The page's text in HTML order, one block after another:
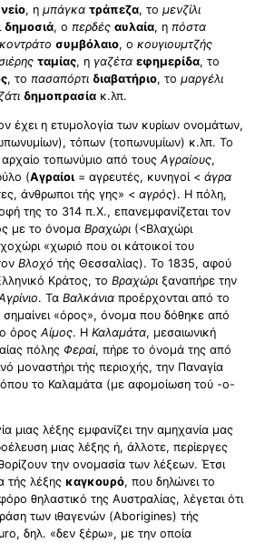
, η μπάγκα τράπεζα, το μενζίλι
δημοσιά, ο περδές αυλαία, η πόστα
κοντράτο συμβόλαιο, ο κουγιουμτζής
ταμίας, η γαζέτα εφημερίδα, το
, το πασαπόρτι διαβατήριο, το μαργέλι
δημοπρασίακ.λπ.
έχει η ετυμολογία των κυρίων ονομάτων,
τόπων (τοπωνυμίων) κ.λπ. Το
αρχαίο τοπωνύμιο από τους Αγραίους,
(Αγραίοι= αγρευτές, κυνηγοί < άγρα
άνθρωποι τής γης» < αγρός). Η πόλη,
της το 314 π.Χ., επανεμφανίζεται τον
με το όνομα Βραχώρι(<Βλαχώρι
«χωριό που οι κάτοικοί του
Βλοχό τής Θεσσαλίας). Το 1835, αφού
Κράτος, το Βραχώριξαναπήρε την
. Τα Βαλκάνιαπροέρχονται από το
«όρος», όνομα που δόθηκε από
όρος Αίμος. Η Καλαμάτα, μεσαιωνική
πόλης Φεραί, πήρε το όνομά της από
μοναστήρι τής περιοχής, την Παναγία
το Καλαμάτα (με αφομοίωση τού -ο-
μιας λέξης εμφανίζει την αμηχανία μας
μιας λέξης ή, άλλοτε, περίεργες
την ονομασία των λέξεων. Έτσι
τής λέξης καγκουρό, που δηλώνει το
θηλαστικό της Αυστραλίας, λέγεται ότι
των ιθαγενών (Aborigines) τής
δηλ. «δεν ξέρω», με την οποία